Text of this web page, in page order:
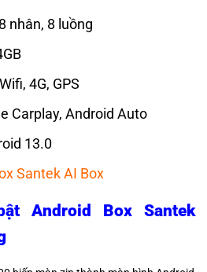
nhân, 8 luồng
4G, GPS
Carplay, Android Auto
13.0
Santek AI Box
Android Box Santek